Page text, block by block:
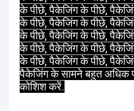
के पीछे, पैकेजिंग के पीछे,
के पीछे, पैकेजिंग के पीछे,
के पीछे, पैकेजिंग के पीछे,
के पीछे, पैकेजिंग के पीछे,
के पीछे, पैकेजिंग के पीछे,
पैकेजिंग के सामने बहुत अधिक
कोशिश करें.